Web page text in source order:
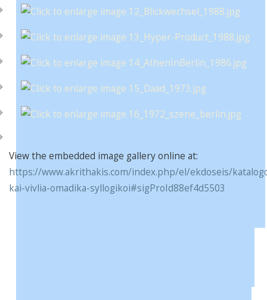
View the embedded image gallery online at:
https://www.akrithakis.com/index.php/el/ekdoseis/
kai-vivlia-omadika-syllogikoi#sigProId88ef4d5503